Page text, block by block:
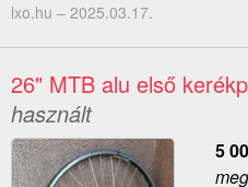
lxo.hu – 2025.03.17.
26" MTB alu első
használt
5